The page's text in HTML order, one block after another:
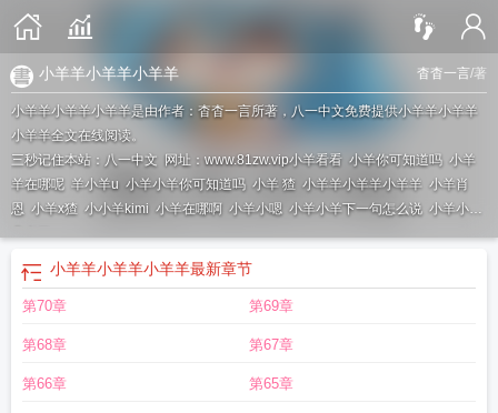
杳杳一言/著
小羊羊小羊羊小羊羊
小羊羊小羊羊小羊羊是由作者：杳杳一言所著，八一中文免费提供小羊羊小羊羊
小羊羊全文在线阅读。
三秒记住本站：八一中文 网址：www.81zw.vip小羊看看 小羊你可知道吗 小羊
羊在哪呢 羊小羊u 小羊小羊你可知道吗 小羊 猹 小羊羊小羊羊小羊羊 小羊肖
恩 小羊x猹 小小羊kimi 小羊在哪啊 小羊小嗯 小羊小羊下一句怎么说 小羊小羊
小羊羊小羊羊小羊羊最新章节
第70章 第69章
第68章 第67章
第66章 第65章